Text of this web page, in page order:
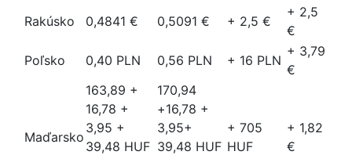
Rakúsko
0,4841 € 0,5091 € + 2,5 €
+ 2,5
€
Poľsko
0,40 PLN 0,56 PLN + 16 PLN
+ 3,79
€
Maďarsko
163,89 +
16,78 +
3,95 +
39,48 HUF
170,94
+16,78 +
3,95+
39,48 HUF
+ 705
HUF
+ 1,82
€